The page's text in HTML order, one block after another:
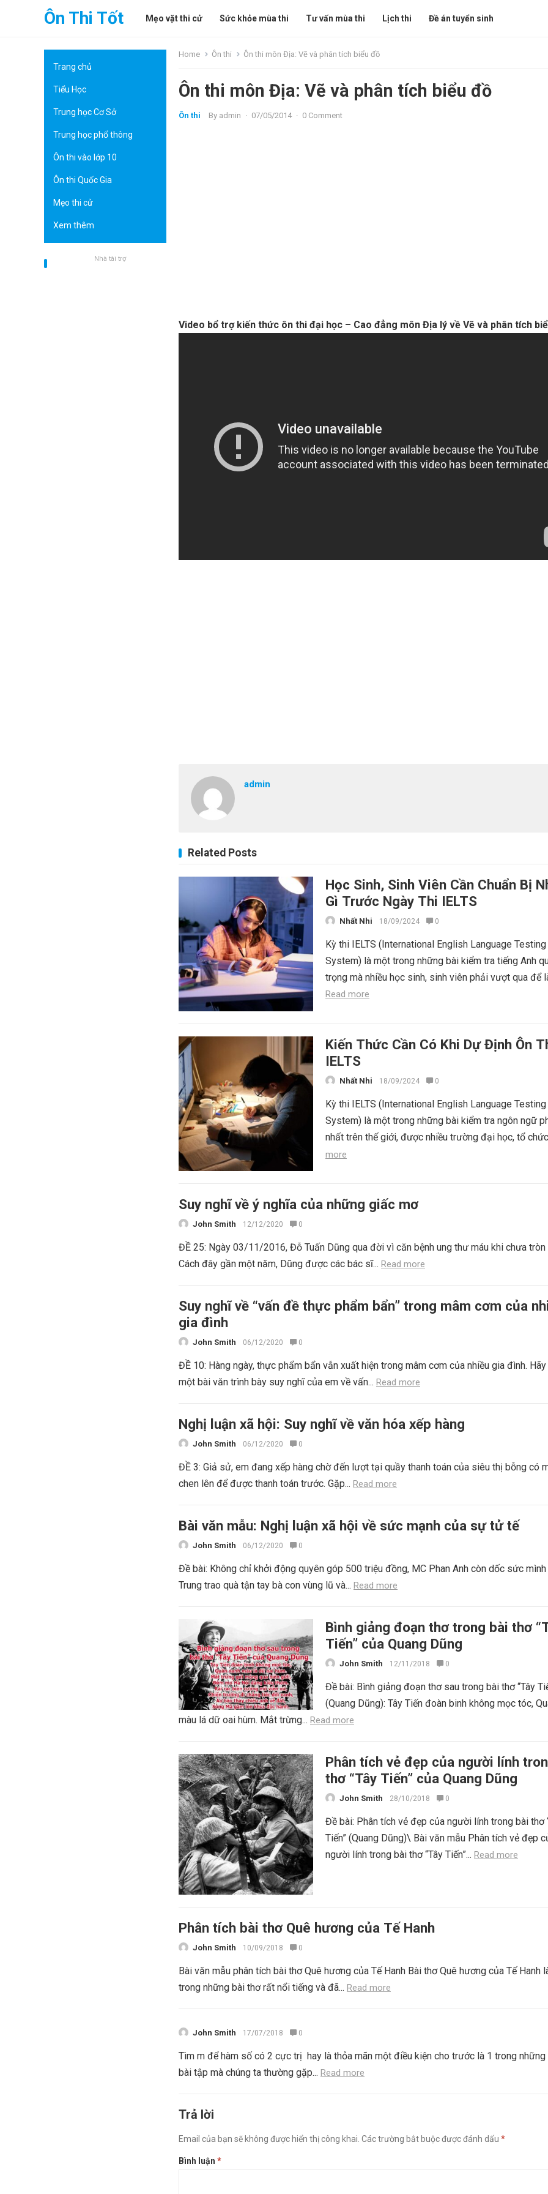
Ôn Thi Tốt Mẹo vặt thi cử Sức khỏe mùa thi Tư vấn mùa thi Lịch thi Đề án tuyển sinh
Trang chủ
Tiểu Học
Trung học Cơ Sở
Trung học phổ thông
Ôn thi vào lớp 10
Ôn thi Quốc Gia
Mẹo thi cử
Xem thêm
Nhà tài trợ
Home Ôn thi Ôn thi môn Địa: Vẽ và phân tích biểu đồ
Ôn thi môn Địa: Vẽ và phân tích biểu đồ
Ôn thi By admin · 07/05/2014 · 0 Comment
Video bổ trợ kiến thức ôn thi đại học – Cao đẳng môn Địa lý về Vẽ và phân tích
admin
Related Posts
Học Sinh, Sinh Viên Cần Chuẩn Bị
Gì Trước Ngày Thi IELTS
Nhất Nhi 18/09/2024 0
Kỳ thi IELTS (International English Language Testing
System) là một trong những bài kiểm tra tiếng Anh
trọng mà nhiều học sinh, sinh viên phải vượt qua để
Read more
Kiến Thức Cần Có Khi Dự Định Ôn
IELTS
Nhất Nhi 18/09/2024 0
Kỳ thi IELTS (International English Language Testing
System) là một trong những bài kiểm tra ngôn ngữ
nhất trên thế giới, được nhiều trường đại học, tổ
more
Suy nghĩ về ý nghĩa của những giấc mơ
John Smith 12/12/2020 0
ĐỀ 25: Ngày 03/11/2016, Đỗ Tuấn Dũng qua đời vì căn bệnh ung thư máu khi chưa tròn
Cách đây gần một năm, Dũng được các bác sĩ... Read more
Suy nghĩ về “vấn đề thực phẩm bẩn” trong mâm cơm của
gia đình
John Smith 06/12/2020 0
ĐỀ 10: Hàng ngày, thực phẩm bẩn vẫn xuất hiện trong mâm cơm của nhiều gia đình.
một bài văn trình bày suy nghĩ của em về vấn... Read more
Nghị luận xã hội: Suy nghĩ về văn hóa xếp hàng
John Smith 06/12/2020 0
ĐỀ 3: Giả sử, em đang xếp hàng chờ đến lượt tại quầy thanh toán của siêu thị bỗng có
chen lên để được thanh toán trước. Gặp... Read more
Bài văn mẫu: Nghị luận xã hội về sức mạnh của sự tử tế
John Smith 06/12/2020 0
Đề bài: Không chỉ khởi động quyên góp 500 triệu đồng, MC Phan Anh còn dốc sức mình
Trung trao quà tận tay bà con vùng lũ và... Read more
Bình giảng đoạn thơ trong bài thơ
Tiến” của Quang Dũng
John Smith 12/11/2018 0
Đề bài: Bình giảng đoạn thơ sau trong bài thơ “Tây
(Quang Dũng): Tây Tiến đoàn binh không mọc tóc,
màu lá dữ oai hùm. Mắt trừng... Read more
Phân tích vẻ đẹp của người lính
thơ “Tây Tiến” của Quang Dũng
John Smith 28/10/2018 0
Đề bài: Phân tích vẻ đẹp của người lính trong bài thơ
Tiến” (Quang Dũng)\ Bài văn mẫu Phân tích vẻ đẹp
người lính trong bài thơ “Tây Tiến”... Read more
Phân tích bài thơ Quê hương của Tế Hanh
John Smith 10/09/2018 0
Bài văn mẫu phân tích bài thơ Quê hương của Tế Hanh Bài thơ Quê hương của Tế Hanh
trong những bài thơ rất nổi tiếng và đã... Read more
John Smith 17/07/2018 0
Tìm m để hàm số có 2 cực trị hay là thỏa mãn một điều kiện cho trước là 1 trong những
bài tập mà chúng ta thường gặp... Read more
Trả lời
Email của bạn sẽ không được hiển thị công khai. Các trường bắt buộc được đánh dấu *
Bình luận *